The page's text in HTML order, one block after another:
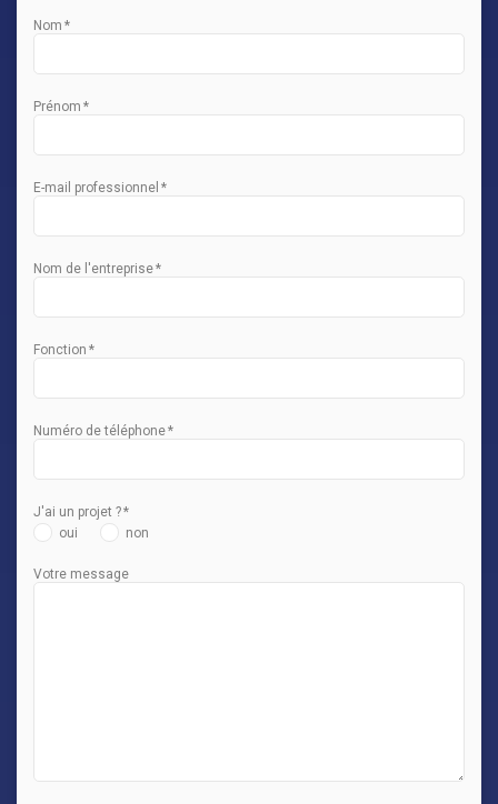
Nom *
Prénom *
E-mail professionnel *
Nom de l'entreprise*
Fonction *
Numéro de téléphone*
J'ai un projet ?*
oui
non
Votre message